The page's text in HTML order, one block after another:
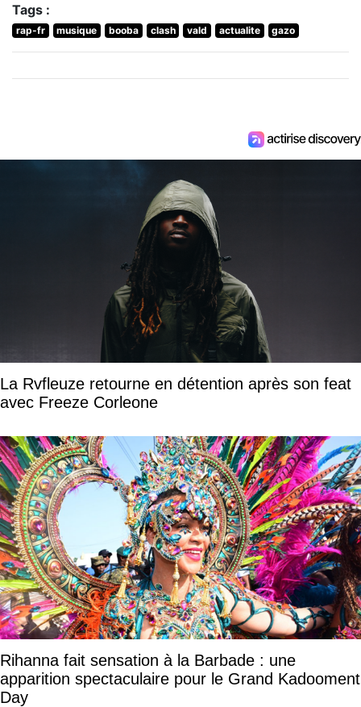
Tags :
rap-fr musique booba clash vald actualite gazo
La Rvfleuze retourne en détention après son feat
avec Freeze Corleone
Rihanna fait sensation à la Barbade : une
apparition spectaculaire pour le Grand Kadooment
Day